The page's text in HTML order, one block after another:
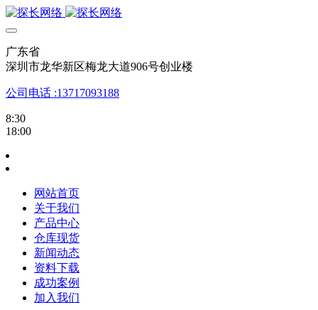
广东省
深圳市龙华新区梅龙大道906号创业楼
公司电话 :13717093188
8:30
18:00
网站首页
关于我们
产品中心
仓库现货
新闻动态
资料下载
成功案例
加入我们